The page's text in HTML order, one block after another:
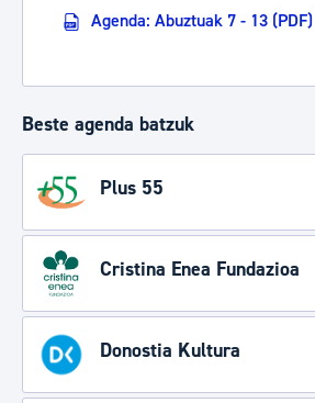
Agenda: Abuztuak 7 - 13 (PDF)
Beste agenda batzuk
Plus 55
Cristina Enea Fundazioa
Donostia Kultura